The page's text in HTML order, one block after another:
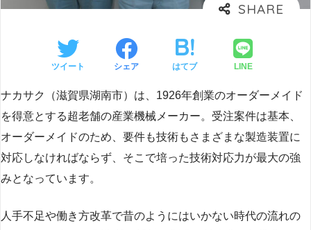
ツイート シェア はてブ LINE
ナカサク（滋賀県湖南市）は、1926年創業のオーダーメイド
を得意とする超老舗の産業機械メーカー。受注案件は基本、
オーダーメイドのため、要件も技術もさまざまな製造装置に
対応しなければならず、そこで培った技術対応力が最大の強
みとなっています。
人手不足や働き方改革で昔のようにはいかない時代の流れの